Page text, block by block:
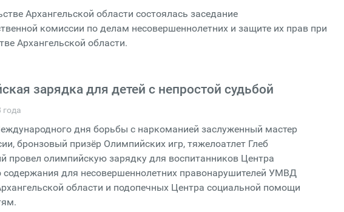
Архангельской области состоялась заседание
комиссии по делам несовершеннолетних и защите их прав при
Архангельской области.
зарядка для детей с непростой судьбой
года
дня борьбы с наркоманией заслуженный мастер
бронзовый призёр Олимпийских игр, тяжелоатлет Глеб
провел олимпийскую зарядку для воспитанников Центра
содержания для несовершеннолетних правонарушителей УМВД
области и подопечных Центра социальной помощи